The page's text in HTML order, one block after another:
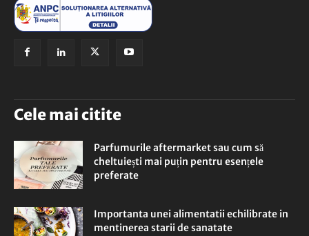
Cele mai citite
Parfumurile aftermarket sau cum să
cheltuiești mai puțin pentru esențele
preferate
Importanta unei alimentatii echilibrate in
mentinerea starii de sanatate